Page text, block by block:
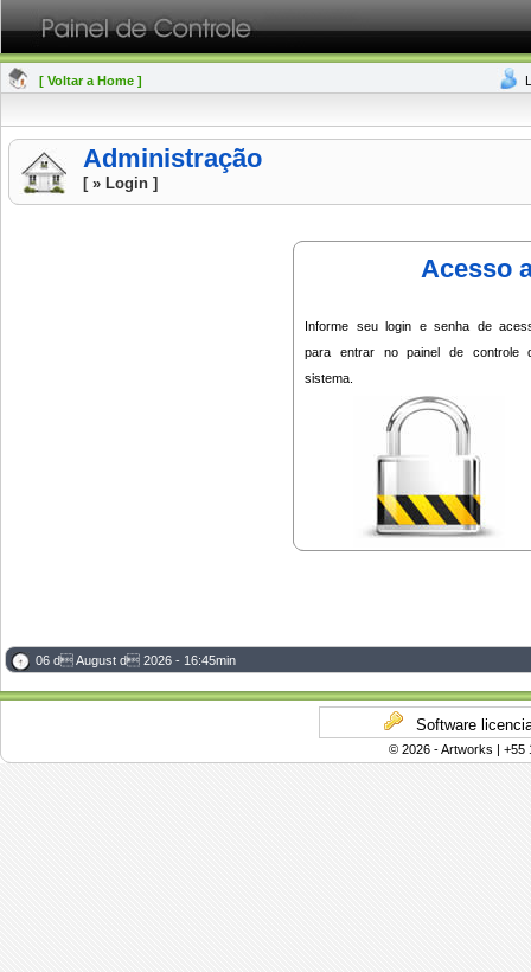
[ Voltar a Home ]
Administração
[ » Login ]
Acesso
Informe seu login e senha de
para entrar no painel de controle
sistema.
06 d August d 2026 - 16:45min
Software
© 2026 - Artworks | +55